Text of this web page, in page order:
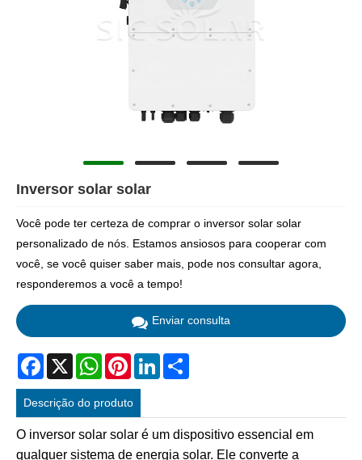
Inversor solar solar
Você pode ter certeza de comprar o inversor solar solar
personalizado de nós. Estamos ansiosos para cooperar com
você, se você quiser saber mais, pode nos consultar agora,
responderemos a você a tempo!
Enviar consulta
Facebook
X WhatsAppPinterestLinkedIn
Descrição do produto
O inversor solar solar é um dispositivo essencial em
qualquer sistema de energia solar. Ele converte a